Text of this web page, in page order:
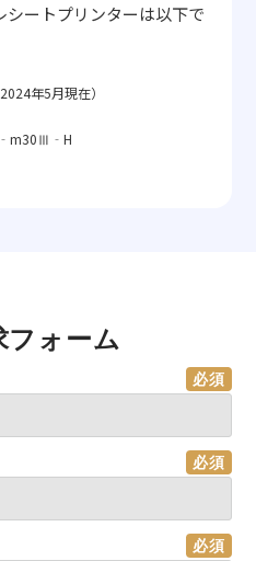
ートプリンターは以下で
年5月現在）
フォーム